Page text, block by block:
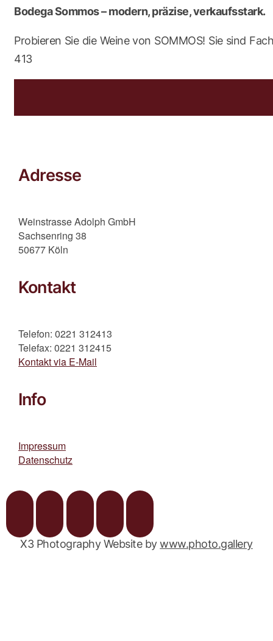
Bodega Sommos – modern, präzise, verkaufsstark.
Probieren Sie die Weine von SOMMOS! Sie sind
413
Adresse
Weinstrasse Adolph GmbH
Sachsenring 38
50677 Köln
Kontakt
Telefon: 0221 312413
Telefax: 0221 312415
Kontakt via E-Mail
Info
Impressum
Datenschutz
X3 Photography Website bywww.photo.gallery